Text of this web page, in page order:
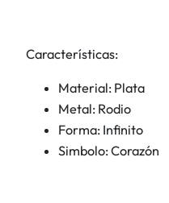
Características:
Material: Plata
Metal: Rodio
Forma: Infinito
Simbolo: Corazón